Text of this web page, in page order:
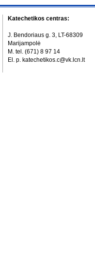
Katechetikos centras:
J. Bendoriaus g. 3, LT-68309
Marijampolė
M. tel. (671) 8 97 14
El. p. katechetikos.c@vk.lcn.lt